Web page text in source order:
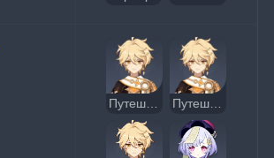
Путешественник